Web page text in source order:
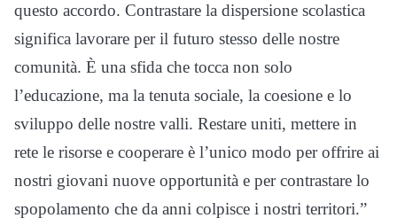
questo accordo. Contrastare la dispersione scolastica
significa lavorare per il futuro stesso delle nostre
comunità. È una sfida che tocca non solo
l’educazione, ma la tenuta sociale, la coesione e lo
sviluppo delle nostre valli. Restare uniti, mettere in
rete le risorse e cooperare è l’unico modo per offrire ai
nostri giovani nuove opportunità e per contrastare lo
spopolamento che da anni colpisce i nostri territori.”